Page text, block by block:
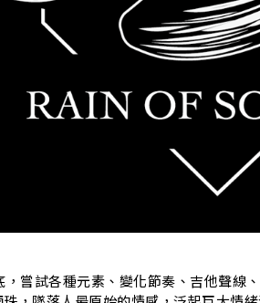
嘗試各種元素、變化節奏、吉他聲線